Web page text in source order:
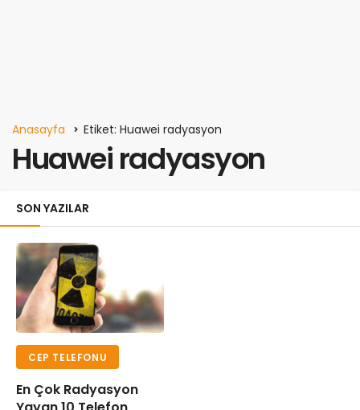
Anasayfa Etiket: Huawei radyasyon
Huawei radyasyon
SON YAZILAR
CEP TELEFONU
En Çok Radyasyon